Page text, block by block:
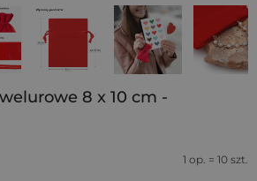
8 x 10 cm -
1 op. = 10 szt.